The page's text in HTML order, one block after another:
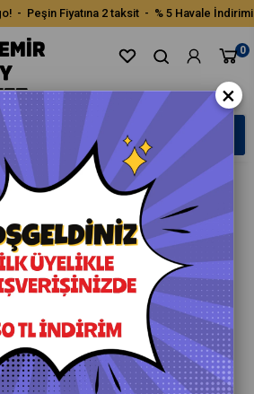
- Peşin Fiyatına 2 taksit - % 5 Havale İndirimi
0
×